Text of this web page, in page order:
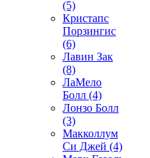
(5)
Кристапс
Порзингис
(6)
Лавин Зак
(8)
ЛаМело
Болл (4)
Лонзо Болл
(3)
Макколлум
Си Джей (4)